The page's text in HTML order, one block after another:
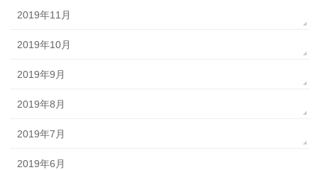
2019年11月
2019年10月
2019年9月
2019年8月
2019年7月
2019年6月